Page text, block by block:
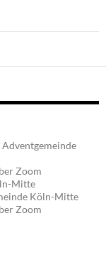
Zoom
Mitte
Köln-Mitte
Zoom